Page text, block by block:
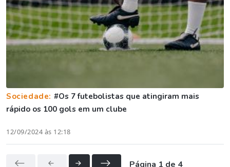
Sociedade: #Os 7 futebolistas que atingiram mais
rápido os 100 gols em um clube
12/09/2024 às 12:18
Página 1 de 4